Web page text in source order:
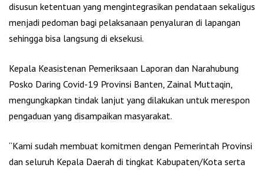
disusun ketentuan yang mengintegrasikan pendataan sekaligus
menjadi pedoman bagi pelaksanaan penyaluran di lapangan
sehingga bisa langsung di eksekusi.
Kepala Keasistenan Pemeriksaan Laporan dan Narahubung
Posko Daring Covid-19 Provinsi Banten, Zainal Muttaqin,
mengungkapkan tindak lanjut yang dilakukan untuk merespon
pengaduan yang disampaikan masyarakat.
“Kami sudah membuat komitmen dengan Pemerintah Provinsi
dan seluruh Kepala Daerah di tingkat Kabupaten/Kota serta